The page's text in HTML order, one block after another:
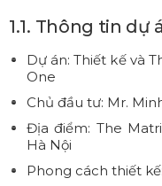
1.1. Thông tin dự
Dự án: Thiết kế và
One
Chủ đầu tư: Mr.
Địa điểm: The
Hà Nội
Phong cách thiết